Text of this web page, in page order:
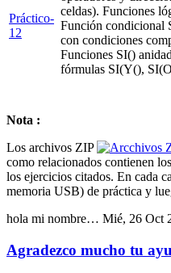
Práctico-
12
celdas). Funciones
Función condicional
con condiciones
Funciones SI()
fórmulas SI(Y(),
Nota :
Los archivos ZIP
como relacionados contienen
los ejercicios citados. En cada
memoria USB) de práctica y
hola mi nombre… Mié, 26 Oct
Agradezco mucho tu